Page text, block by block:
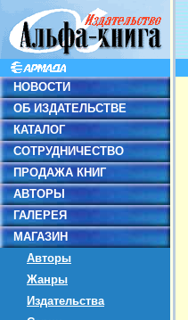
НОВОСТИ
ОБ ИЗДАТЕЛЬСТВЕ
КАТАЛОГ
СОТРУДНИЧЕСТВО
ПРОДАЖА КНИГ
АВТОРЫ
ГАЛЕРЕЯ
МАГАЗИН
Авторы
Жанры
Издательства